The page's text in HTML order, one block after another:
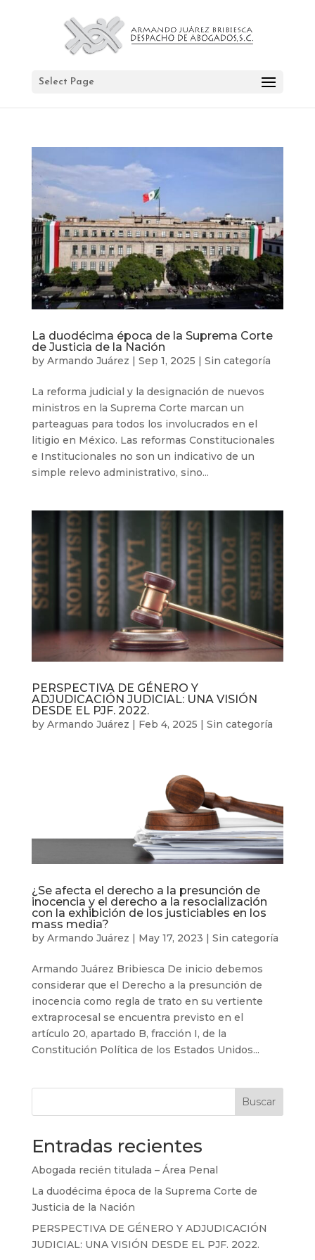
Select Page
La duodécima época de la Suprema Corte
de Justicia de la Nación
by Armando Juárez | Sep 1, 2025 | Sin categoría
La reforma judicial y la designación de nuevos
ministros en la Suprema Corte marcan un
parteaguas para todos los involucrados en el
litigio en México. Las reformas Constitucionales
e Institucionales no son un indicativo de un
simple relevo administrativo, sino...
PERSPECTIVA DE GÉNERO Y
ADJUDICACIÓN JUDICIAL: UNA VISIÓN
DESDE EL PJF. 2022.
by Armando Juárez | Feb 4, 2025 | Sin categoría
¿Se afecta el derecho a la presunción de
inocencia y el derecho a la resocialización
con la exhibición de los justiciables en los
mass media?
by Armando Juárez May 17, 2023 Sin categoría
Armando Juárez Bribiesca De inicio debemos
considerar que el Derecho a la presunción de
inocencia como regla de trato en su vertiente
extraprocesal se encuentra previsto en el
artículo 20, apartado B, fracción I, de la
Constitución Política de los Estados Unidos...
Buscar
Entradas recientes
Abogada recién titulada – Área Penal
La duodécima época de la Suprema Corte de
Justicia de la Nación
PERSPECTIVA DE GÉNERO Y ADJUDICACIÓN
JUDICIAL: UNA VISIÓN DESDE EL PJF. 2022.